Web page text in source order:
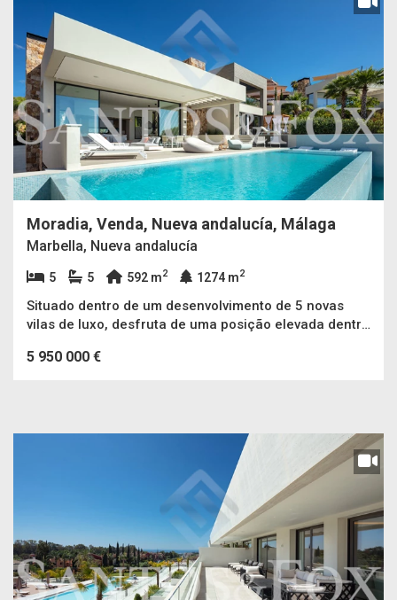
Moradia, Venda, Nueva andalucía, Málaga
Marbella, Nueva andalucía
5 5 592 m2 1274 m2
Situado dentro de um desenvolvimento de 5 novas
vilas de luxo, desfruta de uma posição elevada dentro
proporcionando vistas panorâmicas de montanha e
5 950 000 €